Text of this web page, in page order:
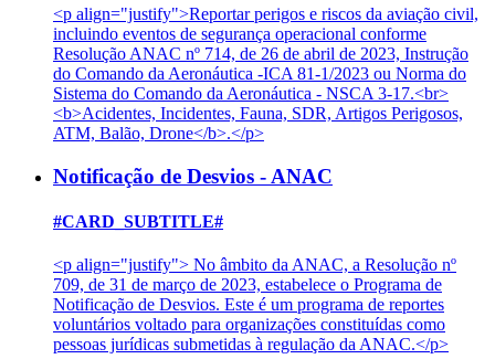
<p align="justify">Reportar perigos e riscos da aviação civil,
incluindo eventos de segurança operacional conforme
Resolução ANAC nº 714, de 26 de abril de 2023, Instrução
do Comando da Aeronáutica -ICA 81-1/2023 ou Norma do
Sistema do Comando da Aeronáutica - NSCA 3-17.<br>
<b>Acidentes, Incidentes, Fauna, SDR, Artigos Perigosos,
ATM, Balão, Drone</b>.</p>
Notificação de Desvios - ANAC
#CARD_SUBTITLE#
<p align="justify"> No âmbito da ANAC, a Resolução nº
709, de 31 de março de 2023, estabelece o Programa de
Notificação de Desvios. Este é um programa de reportes
voluntários voltado para organizações constituídas como
pessoas jurídicas submetidas à regulação da ANAC.</p>